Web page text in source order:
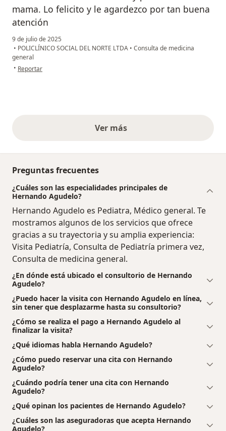
mama. Lo felicito y le agardezco por tan buena
atención
9 de julio de 2025
• POLICLÍNICO SOCIAL DEL NORTE LTDA • Consulta de medicina
general
• en opinión del usuario Cristian Fernandez
Reportar
Ver másopiniones anteriores
Preguntas frecuentes
¿Cuáles son las especialidades principales de
Hernando Agudelo?
Hernando Agudelo es Pediatra, Médico general. Te
mostramos algunos de los servicios que ofrece
gracias a su trayectoria y su amplia experiencia:
Visita Pediatría, Consulta de Pediatría primera vez,
Consulta de medicina general.
¿En dónde está ubicado el consultorio de Hernando
Agudelo?
¿Puedo hacer la visita con Hernando Agudelo en línea,
sin tener que desplazarme hasta su consultorio?
¿Cómo se realiza el pago a Hernando Agudelo al
finalizar la visita?
¿Qué idiomas habla Hernando Agudelo?
¿Cómo puedo reservar una cita con Hernando
Agudelo?
¿Cuándo podría tener una cita con Hernando
Agudelo?
¿Qué opinan los pacientes de Hernando Agudelo?
¿Cuáles son las aseguradoras que acepta Hernando
Agudelo?